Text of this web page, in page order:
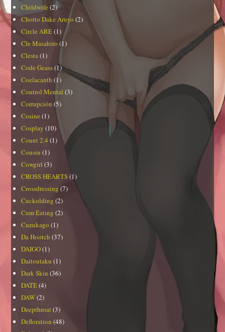
Childwife (2)
Chotto Dake Aruyo (2)
Circle ARE(1)
Cle Masahiro (1)
Clesta (1)
Code Geass(1)
Coelacanth (1)
Control Mental (3)
Corrupción (5)
Cosine (1)
Cosplay (10)
Count 2.4 (1)
Cousin (1)
Cowgirl (3)
CROSS HEARTS(1)
Crossdressing (7)
Cuckolding (2)
Cum Eating (2)
Cuzukago (1)
Da Hootch (37)
DAIGO(1)
Daitoutaku (1)
Dark Skin (36)
DATE(4)
DAW(2)
Deepthroat (3)
Defloration (48)